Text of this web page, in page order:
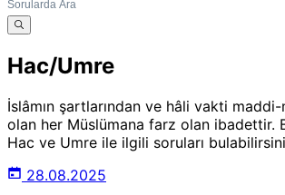
Hac/Umre
İslâmın şartlarından ve hâli vakti
olan her Müslümana farz olan ibadettir.
Hac ve Umre ile ilgili soruları
28.08.2025